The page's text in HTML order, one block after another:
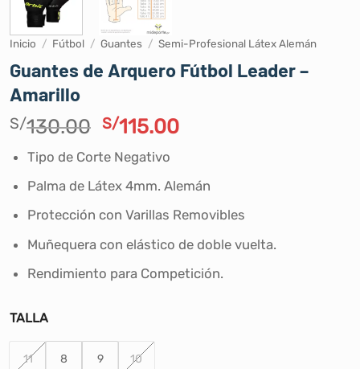
Inicio / Fútbol / Guantes / Semi-Profesional Látex Alemán
Guantes de Arquero Fútbol Leader –
Amarillo
S/130.00 El
original
era:
S/130.00.
S/115.00El
es:
S/115.00.
Tipo de Corte Negativo
Palma de Látex 4mm. Alemán
Protección con Varillas Removibles
Muñequera con elástico de doble vuelta.
Rendimiento para Competición.
TALLA
11 8 9 10